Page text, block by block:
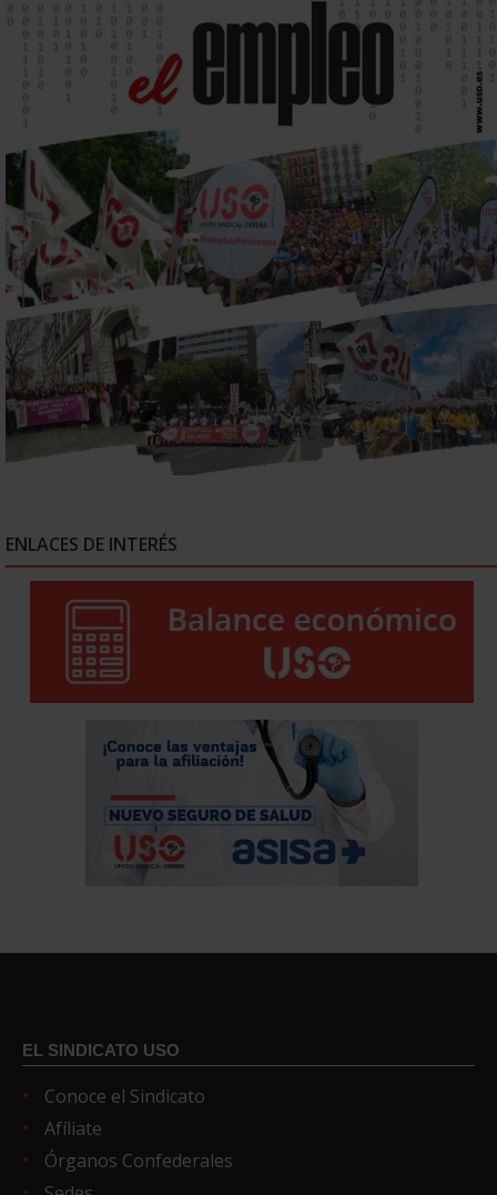
ENLACES DE INTERÉS
EL SINDICATO USO
Conoce el Sindicato
Afíliate
Órganos Confederales